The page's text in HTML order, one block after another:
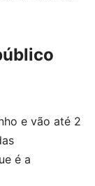
e vão até 2
é a